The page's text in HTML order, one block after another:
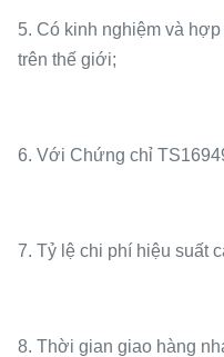
5. Có kinh nghiệm và
trên thế giới;
6. Với Chứng chỉ
7. Tỷ lệ chi phí hiệu suất
8. Thời gian giao hàng